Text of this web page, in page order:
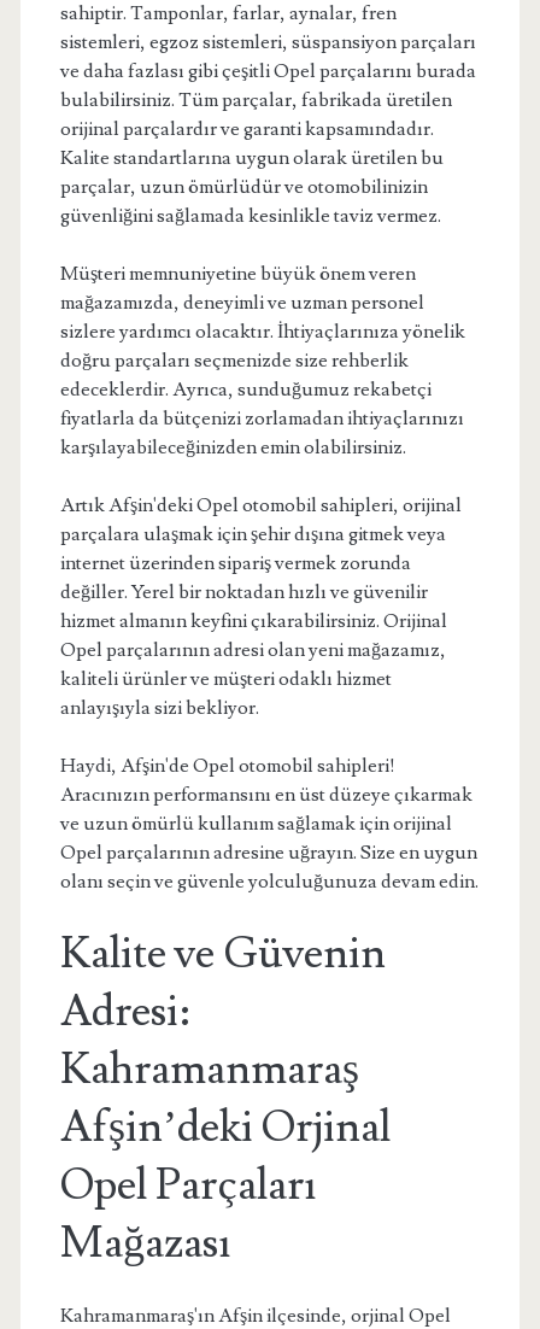
sahiptir. Tamponlar, farlar, aynalar, fren
sistemleri, egzoz sistemleri, süspansiyon parçaları
ve daha fazlası gibi çeşitli Opel parçalarını burada
bulabilirsiniz. Tüm parçalar, fabrikada üretilen
orijinal parçalardır ve garanti kapsamındadır.
Kalite standartlarına uygun olarak üretilen bu
parçalar, uzun ömürlüdür ve otomobilinizin
güvenliğini sağlamada kesinlikle taviz vermez.
Müşteri memnuniyetine büyük önem veren
mağazamızda, deneyimli ve uzman personel
sizlere yardımcı olacaktır. İhtiyaçlarınıza yönelik
doğru parçaları seçmenizde size rehberlik
edeceklerdir. Ayrıca, sunduğumuz rekabetçi
fiyatlarla da bütçenizi zorlamadan ihtiyaçlarınızı
karşılayabileceğinizden emin olabilirsiniz.
Artık Afşin'deki Opel otomobil sahipleri, orijinal
parçalara ulaşmak için şehir dışına gitmek veya
internet üzerinden sipariş vermek zorunda
değiller. Yerel bir noktadan hızlı ve güvenilir
hizmet almanın keyfini çıkarabilirsiniz. Orijinal
Opel parçalarının adresi olan yeni mağazamız,
kaliteli ürünler ve müşteri odaklı hizmet
anlayışıyla sizi bekliyor.
Haydi, Afşin'de Opel otomobil sahipleri!
Aracınızın performansını en üst düzeye çıkarmak
ve uzun ömürlü kullanım sağlamak için orijinal
Opel parçalarının adresine uğrayın. Size en uygun
olanı seçin ve güvenle yolculuğunuza devam edin.
Kalite ve Güvenin
Adresi:
Kahramanmaraş
Afşin’deki Orjinal
Opel Parçaları
Mağazası
Kahramanmaraş'ın Afşin ilçesinde, orjinal Opel